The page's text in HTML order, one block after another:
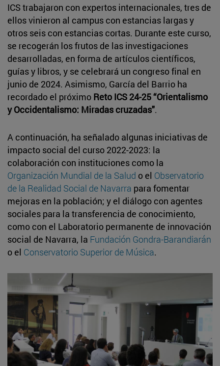
ICS trabajaron con expertos internacionales, tres de
ellos vinieron al campus con estancias largas y
otros seis con estancias cortas. Durante este curso,
se recogerán los frutos de las investigaciones
desarrolladas, en forma de artículos científicos,
guías y libros, y se celebrará un congreso final en
junio de 2024. Asimismo, García del Barrio ha
recordado el próximo Reto ICS 24-25 “Orientalismo
y Occidentalismo: Miradas cruzadas".
A continuación, ha señalado algunas iniciativas de
impacto social del curso 2022-2023: la
colaboración con instituciones como la
Organización Mundial de la Salud o el Observatorio
de la Realidad Social de Navarra para fomentar
mejoras en la población; y el diálogo con agentes
sociales para la transferencia de conocimiento,
como con el Laboratorio permanente de innovación
social de Navarra, la Fundación Gondra-Barandiarán
o el Conservatorio Superior de Música.